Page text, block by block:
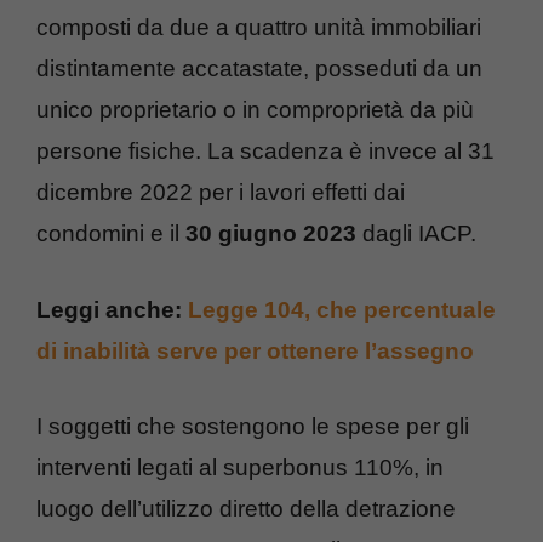
composti da due a quattro unità immobiliari
distintamente accatastate, posseduti da un
unico proprietario o in comproprietà da più
persone fisiche. La scadenza è invece al 31
dicembre 2022 per i lavori effetti dai
condomini e il 30 giugno 2023 dagli IACP.
Leggi anche: Legge 104, che percentuale
di inabilità serve per ottenere l’assegno
I soggetti che sostengono le spese per gli
interventi legati al superbonus 110%, in
luogo dell’utilizzo diretto della detrazione